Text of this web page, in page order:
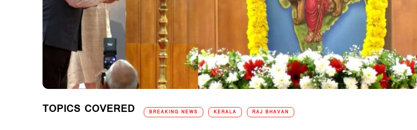
TOPICS COVERED BREAKING NEWS KERALA RAJ BHAVAN